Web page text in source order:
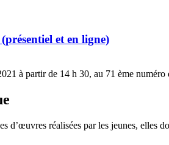
et en ligne)
à partir de 14 h 30, au 71 ème numéro
d’œuvres réalisées par les jeunes, elles